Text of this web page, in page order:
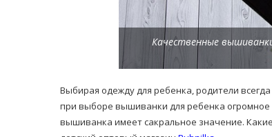
Качественные
Выбирая одежду для ребенка, родители
при выборе вышиванки для ребенка огромное
вышиванка имеет сакральное значение.